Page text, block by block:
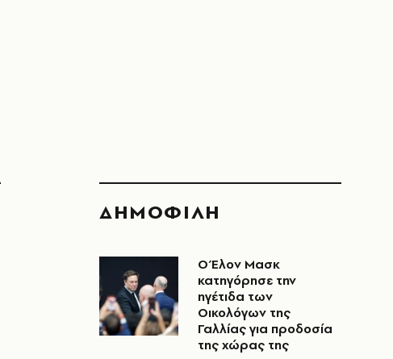
ΔΗΜΟΦΙΛΗ
Ο Έλον Μασκ
κατηγόρησε την
ηγέτιδα των
Οικολόγων της
Γαλλίας για προδοσία
της χώρας της